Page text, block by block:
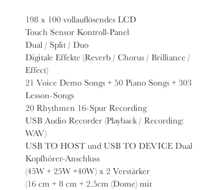
198 x 100 vollauflösendes LCD
Touch Sensor Kontroll-Panel
Dual / Split / Duo
Digitale Effekte (Reverb / Chorus / Brilliance /
Effect)
21 Voice Demo Songs + 50 Piano Songs + 303
Lesson-Songs
20 Rhythmen 16-Spur Recording
USB Audio Recorder (Playback / Recording:
WAV)
USB TO HOST und USB TO DEVICE Dual
Kopfhörer-Anschluss
(45W + 25W +40W) x 2 Verstärker
(16 cm + 8 cm + 2.5cm (Dome) mit